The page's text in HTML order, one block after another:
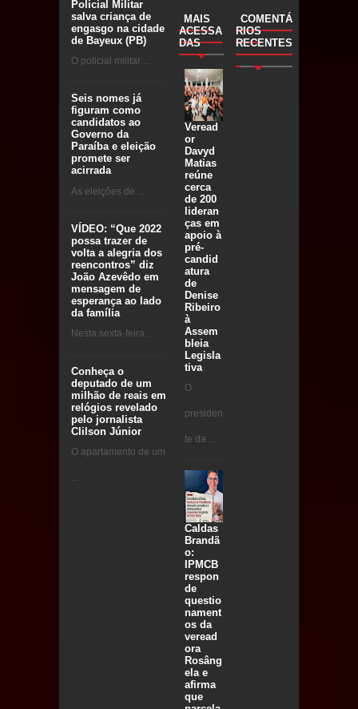
Policial Militar
salva criança de
engasgo na cidade
de Bayeux (PB)
O policial militar ...
Seis nomes já
figuram como
candidatos ao
Governo da
Paraíba e eleição
promete ser
acirrada
As eleições de ...
VÍDEO: “Que 2022
possa trazer de
volta a alegria dos
reencontros” diz
João Azevêdo em
mensagem de
esperança ao lado
da família
Nesta sexta-feira ...
Conheça o
deputado de um
milhão de reais em
relógios revelado
pelo jornalista
Clilson Júnior
O apartamento de um
...
MAIS
ACESSA
DAS
Veread
or
Davyd
Matias
reúne
cerca
de 200
lideran
ças em
apoio à
pré-
candid
atura
de
Denise
Ribeiro
à
Assem
bleia
Legisla
tiva
O
presiden
te da ...
Caldas
Brandã
o:
IPMCB
respon
de
questio
nament
os da
veread
ora
Rosâng
ela e
afirma
que
COMENTÁ
RIOS
RECENTES